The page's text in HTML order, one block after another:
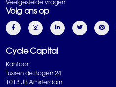
Veelgestelde vragen
Volg ons op
Cycle Capital
Kantoor:
Tussen de Bogen 24
1013 JB Amsterdam